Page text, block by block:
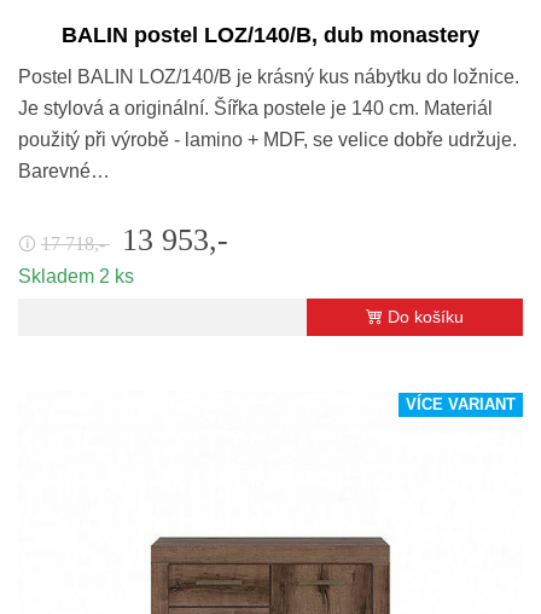
BALIN postel LOZ/140/B, dub monastery
Postel BALIN LOZ/140/B je krásný kus nábytku do ložnice.
Je stylová a originální. Šířka postele je 140 cm. Materiál
použitý při výrobě - lamino + MDF, se velice dobře udržuje.
Barevné…
🛈 17 718,- 13 953,-
Skladem 2 ks
Do košíku
VÍCE VARIANT